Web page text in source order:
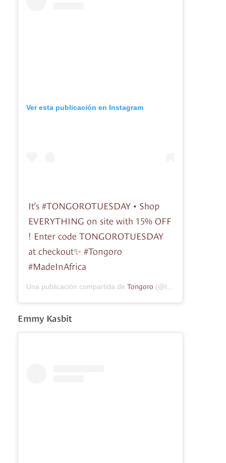
Ver esta publicación en Instagram
It’s #TONGOROTUESDAY • Shop
EVERYTHING on site with 15% OFF
! Enter code TONGOROTUESDAY
at checkout✨ #Tongoro
#MadeInAfrica
Una publicación compartida de Tongoro (@tongorostudio) el
Emmy Kasbit